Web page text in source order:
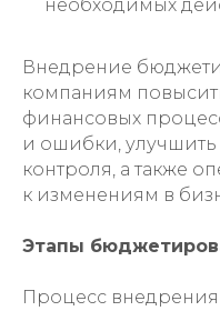
необходимых
Внедрение
компаниям
финансовых
и ошибки, улучшить
контроля, а также
к изменениям в
Этапы
Процесс